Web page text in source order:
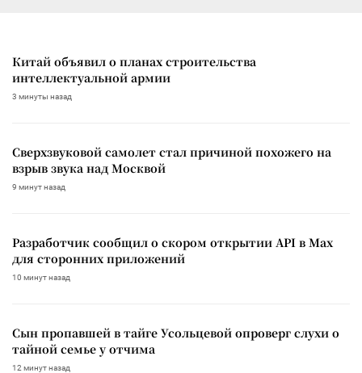
Китай объявил о планах строительства
интеллектуальной армии
3 минуты назад
Сверхзвуковой самолет стал причиной похожего на
взрыв звука над Москвой
9 минут назад
Разработчик сообщил о скором открытии API в Max
для сторонних приложений
10 минут назад
Сын пропавшей в тайге Усольцевой опроверг слухи о
тайной семье у отчима
12 минут назад